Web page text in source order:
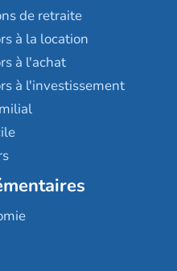
de retraite
à la location
à l'achat
à l'investissement